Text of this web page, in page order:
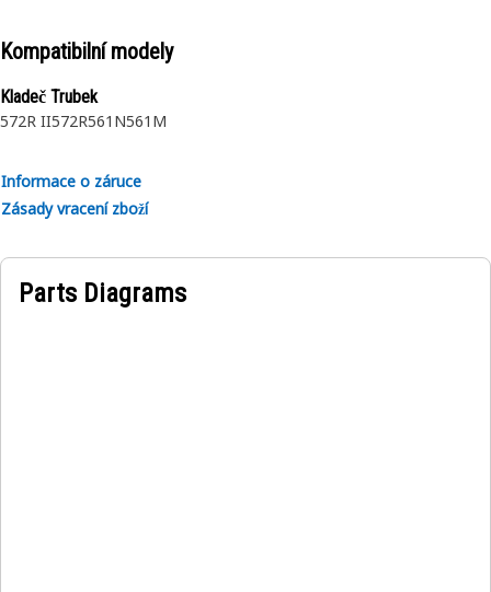
Kompatibilní modely
Kladeč Trubek
572R II572R561N561M
Informace o záruce
Zásady vracení zboží
Parts Diagrams